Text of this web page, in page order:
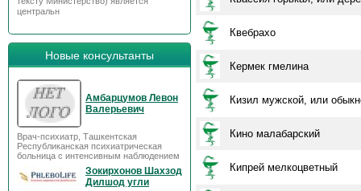
центральн
Новые консультанты
Амбарцумов Левон
Валерьевич
Врач-психиатр, Ташкентская
Республиканская психиатрическая
больница с интенсивным наблюдением
Зокирхонов Шахзод
Дилшод угли
Квебрахо
Кермек гмелина
Кизил мужской, или
Кино малабарский
Кипрей мелкоцветный